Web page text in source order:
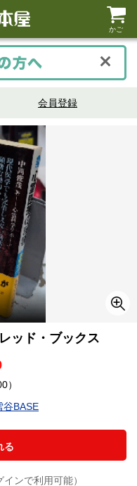
かご
会員登録
ッド・ブックス
）
BASE
る
ンで利用可能）